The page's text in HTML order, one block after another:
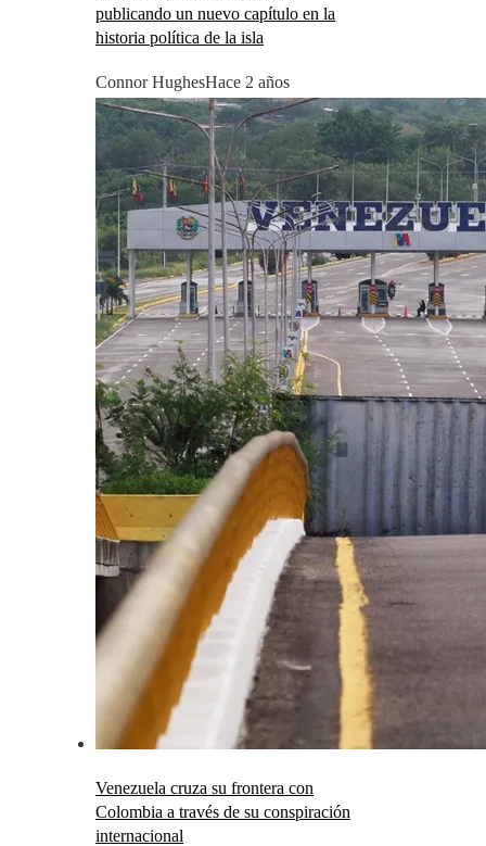
publicando un nuevo capítulo en la
historia política de la isla
Connor HughesHace 2 años
Venezuela cruza su frontera con
Colombia a través de su conspiración
internacional